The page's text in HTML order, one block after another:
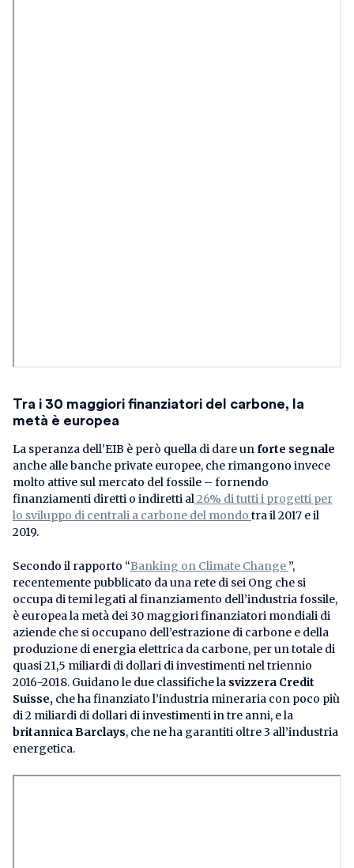
Tra i 30 maggiori finanziatori del carbone, la
metà è europea
La speranza dell’EIB è però quella di dare unforte segnale
anche alle banche private europee, che rimangono invece
molto attive sul mercato del fossile – fornendo
finanziamenti diretti o indiretti al26% di tutti i progetti per
lo sviluppo di centrali a carbone del mondo tra il 2017 e il
2019.
Secondo il rapporto “Banking on Climate Change ”,
recentemente pubblicato da una rete di sei Ong che si
occupa di temi legati al finanziamento dell’industria fossile,
è europea la metà dei 30 maggiori finanziatori mondiali di
aziende che si occupano dell’estrazione di carbone e della
produzione di energia elettrica da carbone, per un totale di
quasi 21,5 miliardi di dollari di investimenti nel triennio
2016-2018. Guidano le due classifiche la svizzera Credit
Suisse, che ha finanziato l’industria mineraria con poco più
di 2 miliardi di dollari di investimenti in tre anni, e la
britannica Barclays, che ne ha garantiti oltre 3 all’industria
energetica.